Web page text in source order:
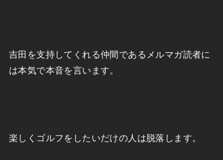
吉田を支持してくれる仲間であるメルマガ読者に
は本気で本音を言います。
楽しくゴルフをしたいだけの人は脱落します。